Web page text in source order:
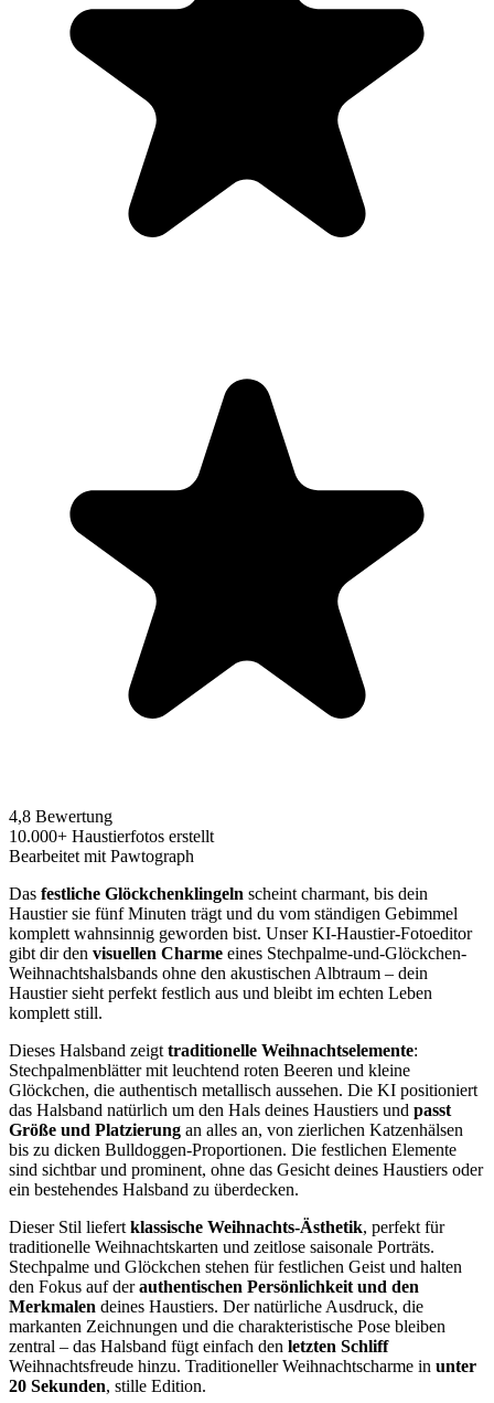
4,8 Bewertung
10.000+ Haustierfotos erstellt
Bearbeitet mit Pawtograph
Das festliche Glöckchenklingeln scheint charmant, bis dein
Haustier sie fünf Minuten trägt und du vom ständigen Gebimmel
komplett wahnsinnig geworden bist. Unser KI-Haustier-Fotoeditor
gibt dir den visuellen Charme eines Stechpalme-und-Glöckchen-
Weihnachtshalsbands ohne den akustischen Albtraum – dein
Haustier sieht perfekt festlich aus und bleibt im echten Leben
komplett still.
Dieses Halsband zeigt traditionelle Weihnachtselemente:
Stechpalmenblätter mit leuchtend roten Beeren und kleine
Glöckchen, die authentisch metallisch aussehen. Die KI positioniert
das Halsband natürlich um den Hals deines Haustiers und passt
Größe und Platzierung an alles an, von zierlichen Katzenhälsen
bis zu dicken Bulldoggen-Proportionen. Die festlichen Elemente
sind sichtbar und prominent, ohne das Gesicht deines Haustiers oder
ein bestehendes Halsband zu überdecken.
Dieser Stil liefert klassische Weihnachts-Ästhetik, perfekt für
traditionelle Weihnachtskarten und zeitlose saisonale Porträts.
Stechpalme und Glöckchen stehen für festlichen Geist und halten
den Fokus auf derauthentischen Persönlichkeit und den
Merkmalen deines Haustiers. Der natürliche Ausdruck, die
markanten Zeichnungen und die charakteristische Pose bleiben
zentral – das Halsband fügt einfach den letzten Schliff
Weihnachtsfreude hinzu. Traditioneller Weihnachtscharme in unter
20 Sekunden, stille Edition.